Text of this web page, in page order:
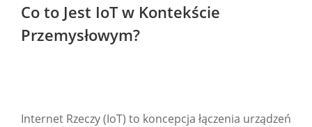
Co to Jest IoT w Kontekście
Przemysłowym?
Internet Rzeczy (IoT) to koncepcja łączenia urządzeń